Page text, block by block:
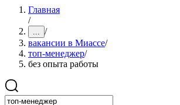
Главная
/
... /
вакансии в Миассе/
топ-менеджер/
без опыта работы